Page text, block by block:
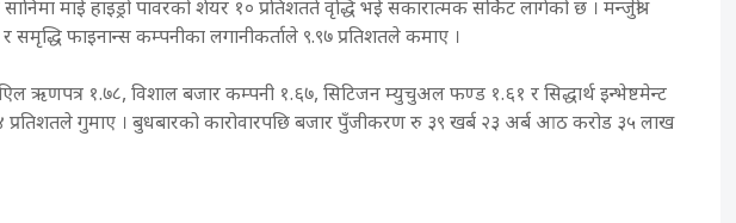
माई हाइड्रो पावरको शेयर १० प्रतिशतते वृद्धि भई सकारात्मक सर्किट लागेको छ । मन्जुश्री
समृद्धि फाइनान्स कम्पनीका लगानीकर्ताले ९.९७ प्रतिशतले कमाए ।
ऋणपत्र १.७८, विशाल बजार कम्पनी १.६७, सिटिजन म्युचुअल फण्ड १.६१ र सिद्धार्थ इन्भेष्टमेन्ट
प्रतिशतले गुमाए । बुधबारको कारोवारपछि बजार पुँजीकरण रु ३९ खर्ब २३ अर्ब आठ करोड ३५ लाख